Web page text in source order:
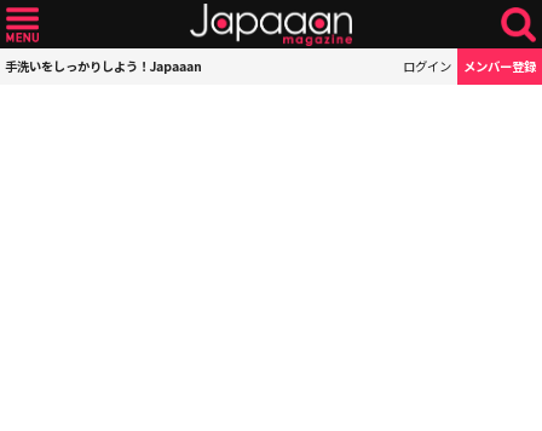
手洗いをしっかりしよう！Japaaan ログイン メンバー登録